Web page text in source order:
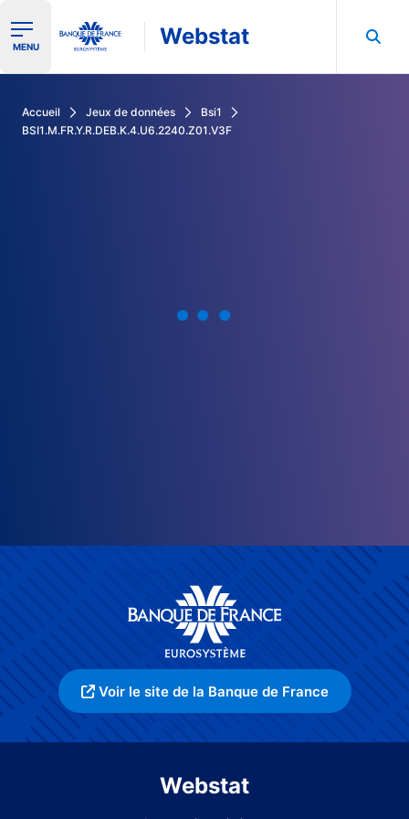
Ouvrir le menu de navigation
MENU Webstat
Accueil Jeux de données
Bsi1
BSI1.M.FR.Y.R.DEB.K.4.U6.2240.Z01.V3F
Voir le site de la Banque de France
Webstat